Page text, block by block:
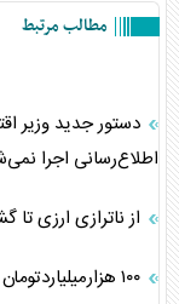
مطالب مرتبط
دستور جدید وزیر
اطلاع‌رسانی اجرا
از ناترازی ارزی تا گشایش ۱۲ میلیارد دلاری؛